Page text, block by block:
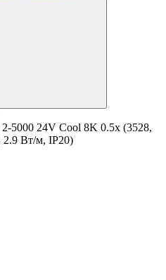
5000 24V Cool 8K 0.5x (3528,
Вт/м, IP20)